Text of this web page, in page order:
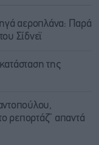
αεροπλάνα: Παρά
Σίδνεϊ
της
ρεπορτάζ” απαντά